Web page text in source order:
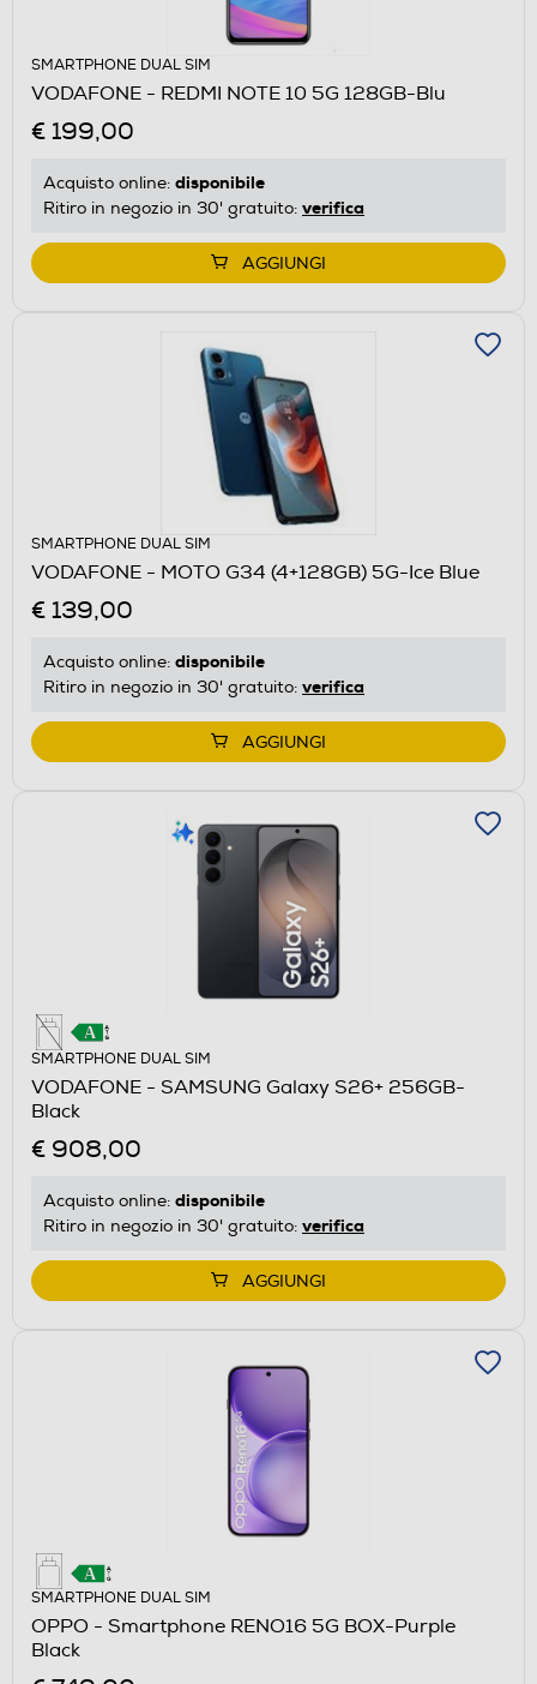
SMARTPHONE DUAL SIM
VODAFONE - REDMI NOTE 10 5G 128GB-Blu
€ 199,00
Acquisto online: disponibile
Ritiro in negozio in 30' gratuito: verifica
AGGIUNGI
SMARTPHONE DUAL SIM
VODAFONE - MOTO G34 (4+128GB) 5G-Ice Blue
€ 139,00
Acquisto online: disponibile
Ritiro in negozio in 30' gratuito: verifica
AGGIUNGI
SMARTPHONE DUAL SIM
VODAFONE - SAMSUNG Galaxy S26+ 256GB-
Black
€ 908,00
Acquisto online: disponibile
Ritiro in negozio in 30' gratuito: verifica
AGGIUNGI
SMARTPHONE DUAL SIM
OPPO - Smartphone RENO16 5G BOX-Purple
Black